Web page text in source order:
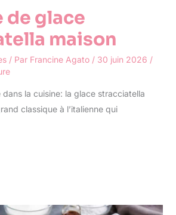
de glace
maison
/ Par Francine Agato / 30 juin 2026 /
la cuisine: la glace stracciatella
classique à l’italienne qui